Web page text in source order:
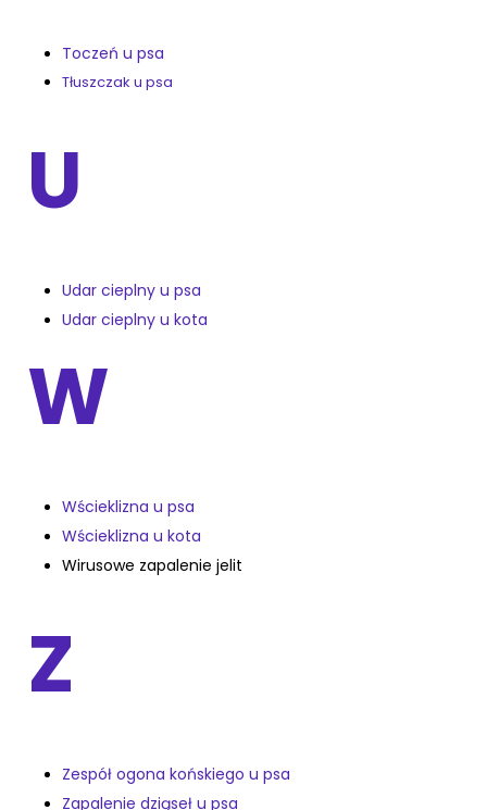
Toczeń u psa
Tłuszczak u psa
U
Udar cieplny u psa
Udar cieplny u kota
W
Wścieklizna u psa
Wścieklizna u kota
Wirusowe zapalenie jelit
Z
Zespół ogona końskiego u psa
Zapalenie dziąseł u psa